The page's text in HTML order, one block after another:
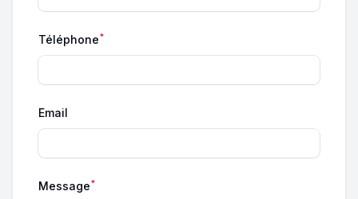
Téléphone*
Email
Message*